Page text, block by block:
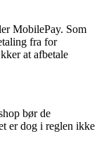
MobilePay. Som
fra for
at afbetale
bør de
er dog i reglen ikke